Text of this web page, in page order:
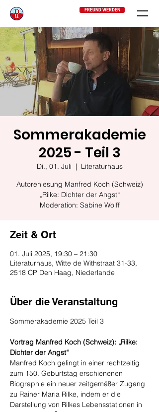
FREUND WERDEN
Sommerakademie
2025 - Teil 3
Di., 01. Juli
  |
Literaturhaus
Autorenlesung Manfred Koch (Schweiz)
„Rilke: Dichter der Angst“
Moderation: Sabine Wolff
Zeit & Ort
01. Juli 2025, 19:30 – 21:30
Literaturhaus, Witte de Withstraat 31-33,
2518 CP Den Haag, Niederlande
Über die Veranstaltung
Sommerakademie 2025 Teil 3
Vortrag Manfred Koch (Schweiz): „Rilke:
Dichter der Angst“
Manfred Koch gelingt in einer rechtzeitig
zum 150. Geburtstag erschienenen
Biographie ein neuer zeitgemäßer Zugang
zu Rainer Maria Rilke, indem er die
Darstellung von Rilkes Lebensstationen in